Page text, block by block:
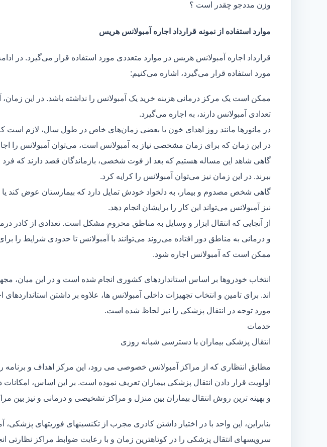
وزن مددجو چقدر است ؟
موارد استفاده از نمونه قرارداد اجاره آمبولانس هریس
قرارداد اجاره آمبولانس هریس در موارد متعددی مورد استفاده قرار می‌گیرد. در
مورد استفاده قرار می‌گیرد، اشاره می‌کنیم:
ممکن است یک مرکز درمانی هزینه خرید یک آمبولانس را نداشته باشد. در این زمان،
تعدادی آمبولانس دارند، به اجاره می‌گیرد.
در مانور‌ها مانند روز اهدای خون یا بعضی زمان‌های خاص در طول سال، لازم است
در این زمان که برای زمان مشخصی نیاز به آمبولانس است، می‌توان آمبولانس را
گاهی شاهد این مساله هستیم که بعد از فوت شخصی، بازماندگان قصد دارند که
ببرند. در این زمان نیز می‌توان آمبولانس را کرایه کرد.
گاهی شخص مصدوم و بیمار، به دلخواد خودش تمایل دارد که بیمارستان عوض کند
نیز آمبولانس می‌تواند این کار را برایشان انجام دهد.
از آنجایی که انتقال ابزار و وسایل به مناظق محروم مشکل است. تعدادی از کادر
و درمانی به مناطق دور افتاده می‌روند می‌توانند با آمبولانس تا حدودی شرایط را
ممکن است که آمبولانس اجاره شود.
انتخاب خودروها بر اساس استانداردهای کشوری انجام شده است و در این میان،
اند. برای تامین و انتخاب تجهیزات داخلی آمبولانس ها، علاوه بر داشتن استانداردهای
مورد توجه در انتقال پزشکی را نیز لحاظ شده است.
خدمات
انتقال پزشکی بیماران با دسترسی شبانه روزی
مطابق انتظاری که از مراکز آمبولانس خصوصی می رود، این مرکز اهداف و برنامه
اولویت قرار دادن انتقال پزشکی بیماران تعریف نموده است. بر این اساس،
و بهینه ترین روش انتقال بیماران بین منزل و مراکز تشخیصی و درمانی و نیز بین
بنابراین، این واحد با در اختیار داشتن کادری مجرب از تکنسینهای فوریتهای
سرویسهای انتقال پزشکی را در کوتاهترین زمان و با رعایت ضوابط مراکز نظارتی